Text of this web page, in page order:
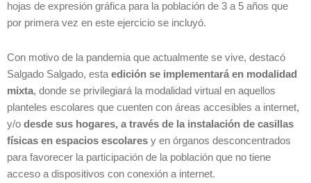
hojas de expresión gráfica para la población de 3 a 5 años que
por primera vez en este ejercicio se incluyó.
Con motivo de la pandemia que actualmente se vive, destacó
Salgado Salgado, esta edición se implementará en modalidad
mixta, donde se privilegiará la modalidad virtual en aquellos
planteles escolares que cuenten con áreas accesibles a internet,
y/o desde sus hogares, a través de la instalación de casillas
físicas en espacios escolares y en órganos desconcentrados
para favorecer la participación de la población que no tiene
acceso a dispositivos con conexión a internet.